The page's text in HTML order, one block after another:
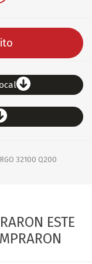
32100 Q200
ESTE